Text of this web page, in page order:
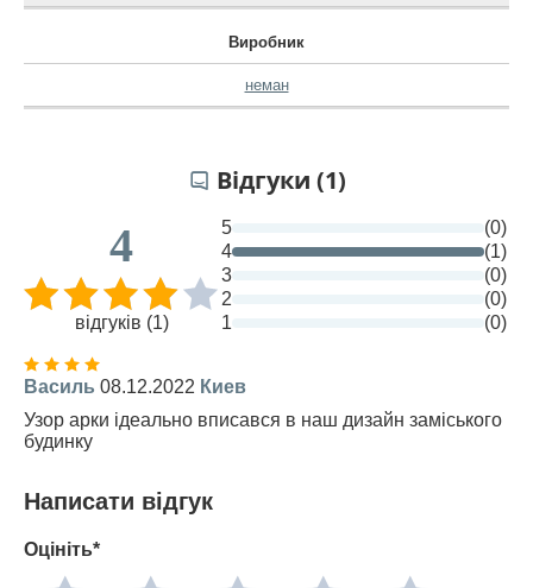
Виробник
неман
Відгуки (1)
4
відгуків (1)
5
(0)
4
(1)
3
(0)
2
(0)
1
(0)
Василь 08.12.2022 Киев
Узор арки ідеально вписався в наш дизайн заміського
будинку
Написати відгук
Оцініть*